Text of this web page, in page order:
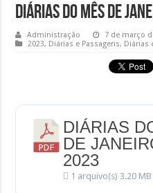
DIÁRIAS DO MÊS DE
Administração
7 de março
2023, Diárias e Passagens, Diárias
DIÁRIAS
DE
2023
1 arquivo(s)3.20 MB